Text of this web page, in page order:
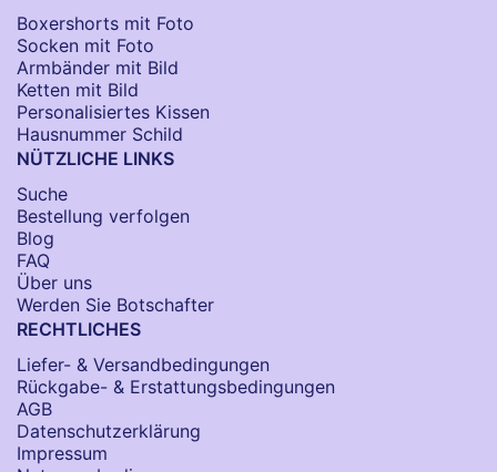
Boxershorts mit Foto
Socken​ mit Foto
Armbänder mit Bild​
Ketten mit Bild
Personalisiertes Kissen
Hausnummer Schild
NÜTZLICHE LINKS
Suche
Bestellung verfolgen
Blog
FAQ
Über uns
Werden Sie Botschafter
RECHTLICHES
Liefer- & Versandbedingungen
Rückgabe- & Erstattungsbedingungen
AGB
Datenschutzerklärung
Impressum